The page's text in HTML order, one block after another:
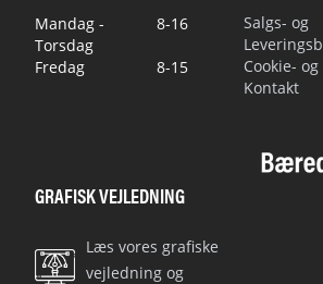
Mandag -
Torsdag
8-16
Fredag 8-15
Salgs- og
Cookie-
Kontakt
GRAFISK VEJLEDNING
Læs vores grafiske
vejledning og